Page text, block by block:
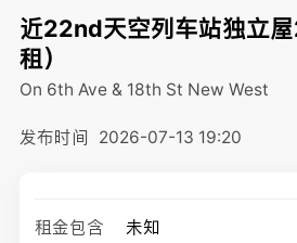
近22nd天空列车站独立
租）
On 6th Ave & 18th St New West
发布时间 2026-07-13 19:20
租金包含
未知